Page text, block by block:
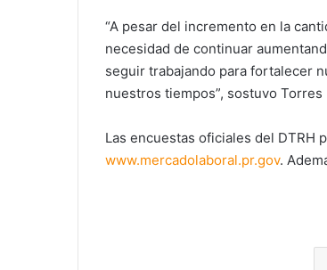
“A pesar del incremento en la
necesidad de continuar
seguir trabajando para fortalecer
nuestros tiempos”, sostuvo Torres
Las encuestas oficiales del
www.mercadolaboral.pr.gov.